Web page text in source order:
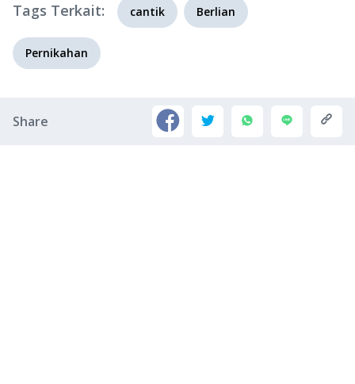
Tags Terkait: cantik Berlian
Pernikahan
Share